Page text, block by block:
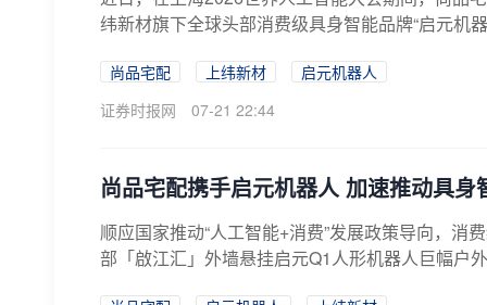
纬新材旗下全球头部消费级具身智能品牌“启元机
尚品宅配 上纬新材
启元机器人
证券时报网
07-21 22:44
尚品宅配携手启元机器人 加速推动具
顺应国家推动“人工智能+消费”发展政策导向，
部「啟江汇」外墙悬挂启元Q1人形机器人巨幅户